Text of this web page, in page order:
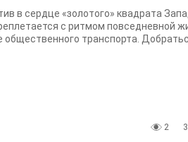
в сердце «золотого» квадрата
с ритмом повседневной
транспорта.
2